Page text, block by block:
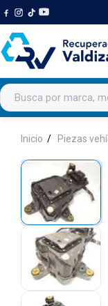
Buscar productos
Inicio Piezas